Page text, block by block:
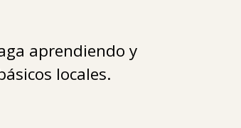
aprendiendo y
locales.